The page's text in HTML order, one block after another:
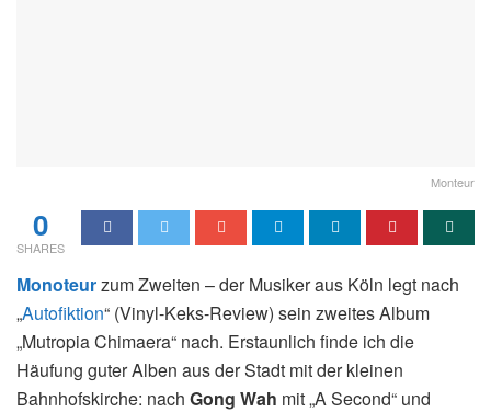
Monteur
0
SHARES
Monoteurzum Zweiten – der Musiker aus Köln legt nach
„Autofiktion“ (Vinyl-Keks-Review) sein zweites Album
„Mutropia Chimaera“ nach. Erstaunlich finde ich die
Häufung guter Alben aus der Stadt mit der kleinen
Bahnhofskirche: nach Gong Wah mit „A Second“ und